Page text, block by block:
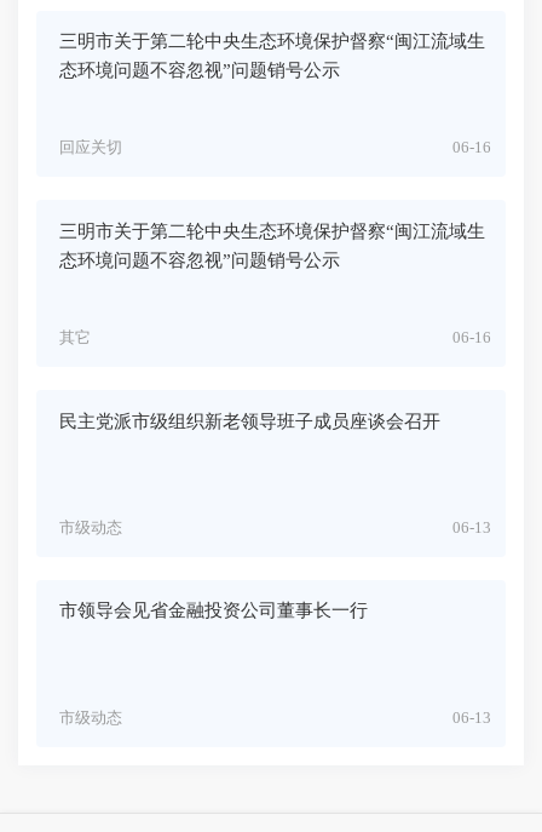
三明市关于第二轮中央生态环境保护督察“闽江流域生
态环境问题不容忽视”问题销号公示
06-16
回应关切
三明市关于第二轮中央生态环境保护督察“闽江流域生
态环境问题不容忽视”问题销号公示
06-16
其它
民主党派市级组织新老领导班子成员座谈会召开
06-13
市级动态
市领导会见省金融投资公司董事长一行
06-13
市级动态